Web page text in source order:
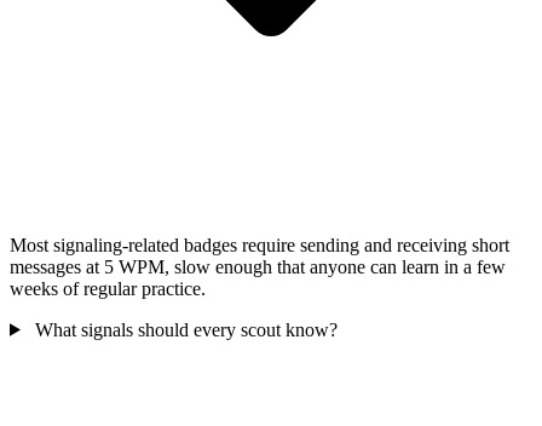
Most signaling-related badges require sending and receiving short
messages at 5 WPM, slow enough that anyone can learn in a few
weeks of regular practice.
What signals should every scout know?